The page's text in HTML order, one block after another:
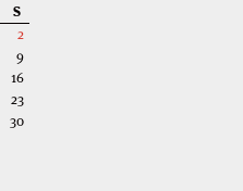
S
2
9
16
23
30